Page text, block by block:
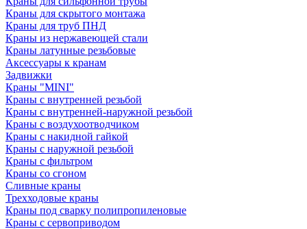
Краны для скрытого монтажа
Краны для труб ПНД
Краны из нержавеющей стали
Краны латунные резьбовые
Аксессуары к кранам
Задвижки
Краны "MINI"
Краны с внутренней резьбой
Краны с внутренней-наружной резьбой
Краны с воздухоотводчиком
Краны с накидной гайкой
Краны с наружной резьбой
Краны с фильтром
Краны со сгоном
Сливные краны
Трехходовые краны
Краны под сварку полипропиленовые
Краны с сервоприводом